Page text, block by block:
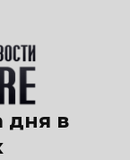
дня в